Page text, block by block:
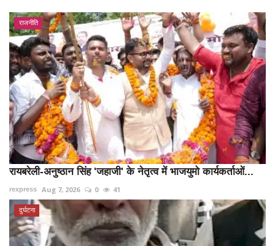
राजनीति
रायबरेली-अनुष्ठान सिंह 'जहाजी' के नेतृत्व में भाजयुमो कार्यकर्ताओं...
rexpress Aug 7, 2026 0 41
दुर्घटना